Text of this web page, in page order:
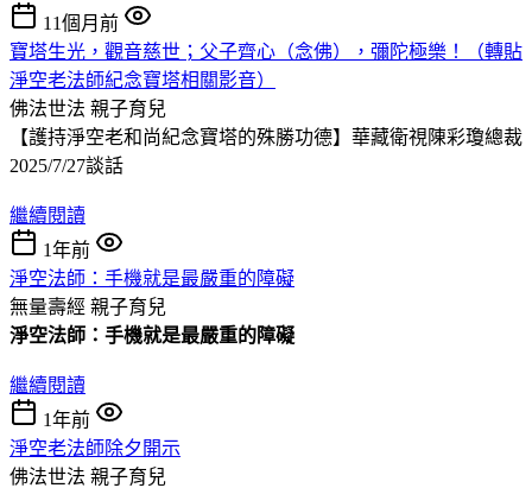
11個月前
寶塔生光，觀音慈世；父子齊心（念佛），彌陀極樂！（轉貼
淨空老法師紀念寶塔相關影音）
佛法世法 親子育兒
【護持淨空老和尚紀念寶塔的殊勝功德】華藏衛視陳彩瓊總裁
2025/7/27談話
繼續閱讀
1年前
淨空法師：手機就是最嚴重的障礙
無量壽經 親子育兒
淨空法師：手機就是最嚴重的障礙
繼續閱讀
1年前
淨空老法師除夕開示
佛法世法 親子育兒